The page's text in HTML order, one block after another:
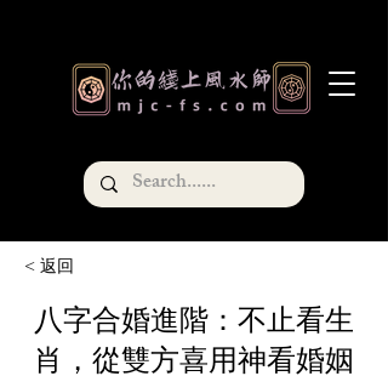
< 返回
八字合婚進階：不止看生
肖，從雙方喜用神看婚姻